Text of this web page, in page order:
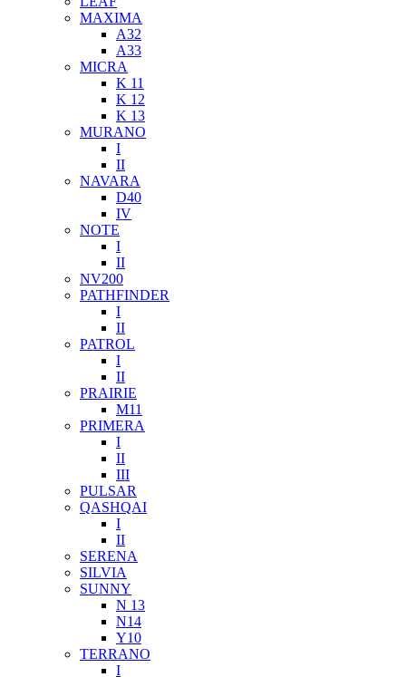
MAXIMA
A32
A33
MICRA
K 11
K 12
K 13
MURANO
I
II
NAVARA
D40
IV
NOTE
I
II
NV200
PATHFINDER
I
II
PATROL
I
II
PRAIRIE
M11
PRIMERA
I
II
III
PULSAR
QASHQAI
I
II
SERENA
SILVIA
SUNNY
N 13
N14
Y10
TERRANO
I